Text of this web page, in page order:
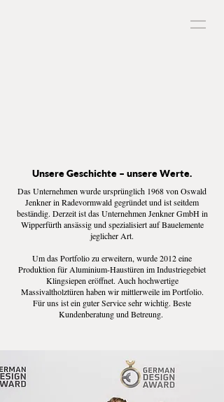
Unsere Geschichte – unsere Werte.
Das Unternehmen wurde ursprünglich 1968 von Oswald
Jenkner in Radevormwald gegründet und ist seitdem
beständig. Derzeit ist das Unternehmen Jenkner GmbH in
Wipperfürth ansässig und spezialisiert auf Bauelemente
jeglicher Art.
Um das Portfolio zu erweitern, wurde 2012 eine
Produktion für Aluminium-Haustüren im Industriegebiet
Klingsiepen eröffnet. Auch hochwertige
Massivaltholztüren haben wir mittlerweile im Portfolio.
Für uns ist ein guter Service sehr wichtig. Beste
Kundenberatung und Betreung.